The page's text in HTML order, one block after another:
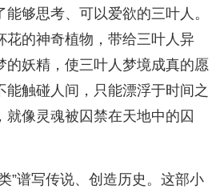
够思考、可以爱欲的三叶人。
花的神奇植物，带给三叶人异
的妖精，使三叶人梦境成真的愿
能触碰人间，只能漂浮于时间之
就像灵魂被囚禁在天地中的囚
”谱写传说、创造历史。这部小